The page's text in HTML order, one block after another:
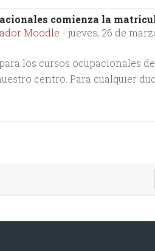
comienza la
Moodle - jueves, 26 de
0
los cursos ocupacionales
centro. Para cualquier